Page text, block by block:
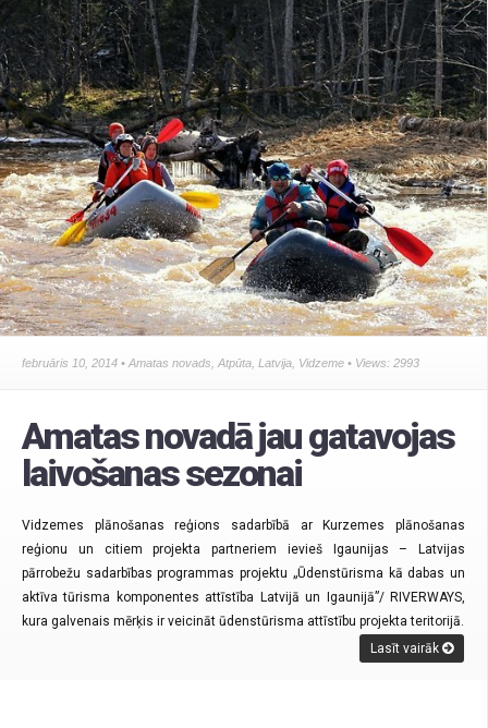
februāris 10, 2014 • Amatas novads Atpūta Latvija Vidzeme • Views: 2993
Amatas novadā jau gatavojas
laivošanas sezonai
Vidzemes plānošanas reģions sadarbībā ar Kurzemes plānošanas
reģionu un citiem projekta partneriem ievieš Igaunijas – Latvijas
pārrobežu sadarbības programmas projektu „Ūdenstūrisma kā dabas un
aktīva tūrisma komponentes attīstība Latvijā un Igaunijā”/ RIVERWAYS,
kura galvenais mērķis ir veicināt ūdenstūrisma attīstību projekta teritorijā.
Lasīt vairāk